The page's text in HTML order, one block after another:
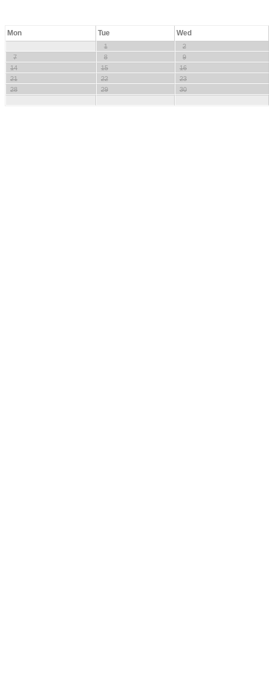
Mon Tue Wed
1
2
7
8
9
14
15
16
21
22
23
28
29 30